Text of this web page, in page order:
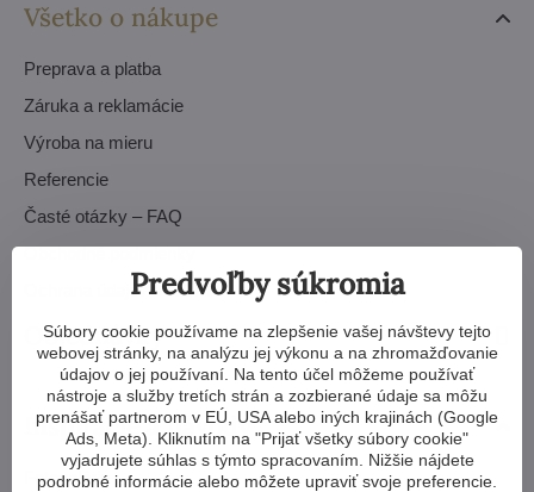
Všetko o nákupe
Preprava a platba
Záruka a reklamácie
Výroba na mieru
Referencie
Časté otázky – FAQ
Obchodné podmienky
Ochrana údajov – GDPR
Objednávky
Inšpirácie a návody
Fotogaléria
Predvoľby súkromia
Súbory cookie používame na zlepšenie vašej návštevy tejto
webovej stránky, na analýzu jej výkonu a na zhromažďovanie
údajov o jej používaní. Na tento účel môžeme používať
nástroje a služby tretích strán a zozbierané údaje sa môžu
prenášať partnerom v EÚ, USA alebo iných krajinách (Google
Ads, Meta). Kliknutím na "Prijať všetky súbory cookie"
vyjadrujete súhlas s týmto spracovaním. Nižšie nájdete
podrobné informácie alebo môžete upraviť svoje preferencie.